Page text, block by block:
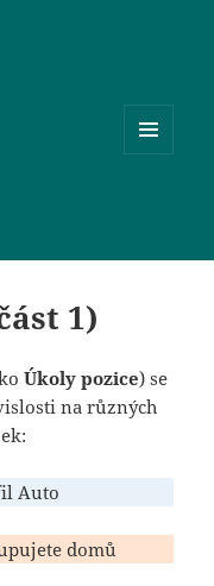
1)
Úkoly pozice) se
na různých
Auto
domů